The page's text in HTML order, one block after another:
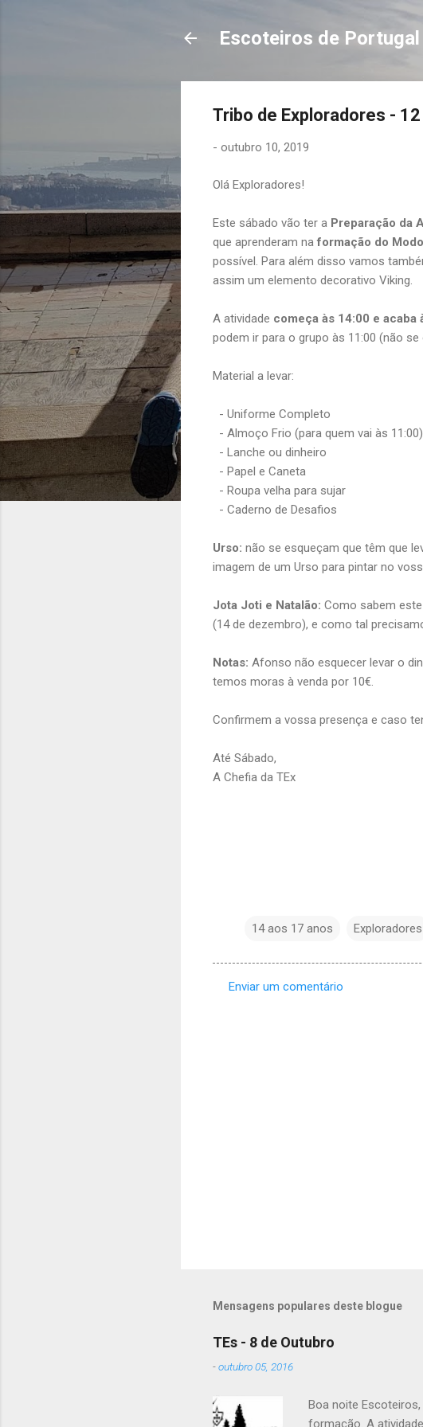
Escoteiros de
Tribo de Exploradores -
- outubro 10, 2019
Olá Exploradores!
Este sábado vão ter a Preparação da
que aprenderam naformação do
possível. Para além disso vamos
assim um elemento decorativo Viking.
A atividade começa às 14:00 e acaba
podem ir para o grupo às 11:00 (não
Material a levar:
- Uniforme Completo
- Almoço Frio (para quem vai às 11:00)
- Lanche ou dinheiro
- Papel e Caneta
- Roupa velha para sujar
- Caderno de Desafios
Urso: não se esqueçam que têm que
imagem de um Urso para pintar no
Jota Joti e Natalão: Como sabem
(14 de dezembro), e como tal
Notas: Afonso não esquecer levar o
temos moras à venda por 10€.
Confirmem a vossa presença e caso
Até Sábado,
A Chefia da TEx
14 aos 17 anos Exploradores
Enviar um comentário
Mensagens populares deste blogue
TEs - 8 de Outubro
-outubro 05, 2016
Boa noite
formação. A